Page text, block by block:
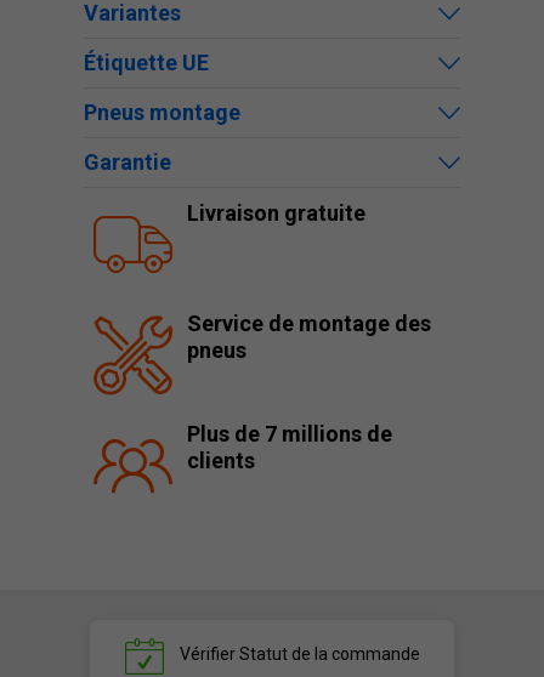
Variantes
Étiquette UE
Pneus montage
Garantie
Livraison gratuite
Service de montage des
pneus
Plus de 7 millions de
clients
VérifierStatut de la commande